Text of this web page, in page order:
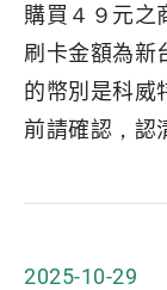
購買４９元之
刷卡金額為新
的幣別是科威
前請確認，認
2025-10-29